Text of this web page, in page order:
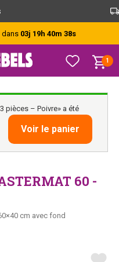
nos experts
dans 03j 19h 40m 37s
1
pièces – Poivre» a été
Voir le panier
60 -
cm avec fond